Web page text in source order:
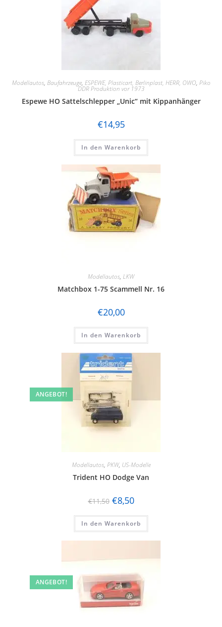
Modellautos, Baufahrzeuge, ESPEWE, Plasticart, Berlinplast, HERR, OWO, Piko
DDR Produktion vor 1973
Espewe HO Sattelschlepper „Unic“ mit Kippanhänger
€14,95
In den Warenkorb
Modellautos, LKW
Matchbox 1-75 Scammell Nr. 16
€20,00
In den Warenkorb
ANGEBOT!
Modellautos, PKW, US-Modelle
Trident HO Dodge Van
€11,50 €8,50
In den Warenkorb
ANGEBOT!